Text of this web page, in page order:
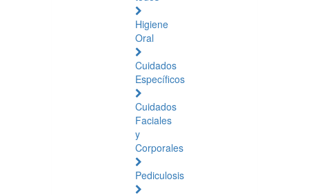
Higiene
Oral
Cuidados
Específicos
Cuidados
Faciales
y
Corporales
Pediculosis